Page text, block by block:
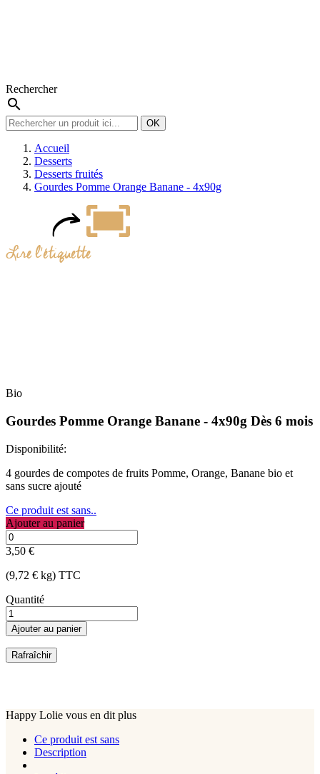
Rechercher
search
OK
Accueil
Desserts
Desserts fruités
Gourdes Pomme Orange Banane - 4x90g
Bio
Gourdes Pomme Orange Banane - 4x90g Dès 6 mois
Disponibilité:
4 gourdes de compotes de fruits Pomme, Orange, Banane bio et
sans sucre ajouté
Ce produit est sans..
Ajouter au panier
3,50 €
(9,72 € kg) TTC
Quantité
Ajouter au panier
Happy Lolie vous en dit plus
Ce produit est sans
Description